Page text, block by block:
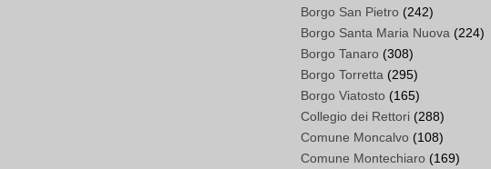
Borgo San Pietro (242)
Borgo Santa Maria Nuova (224)
Borgo Tanaro (308)
Borgo Torretta (295)
Borgo Viatosto (165)
Collegio dei Rettori (288)
Comune Moncalvo (108)
Comune Montechiaro (169)